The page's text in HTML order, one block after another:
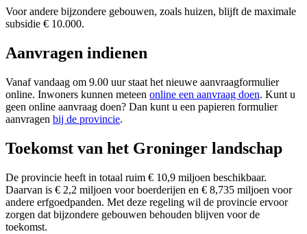
Voor andere bijzondere gebouwen, zoals huizen, blijft de maximale
subsidie € 10.000.
Aanvragen indienen
Vanaf vandaag om 9.00 uur staat het nieuwe aanvraagformulier
online. Inwoners kunnen meteen online een aanvraag doen. Kunt u
geen online aanvraag doen? Dan kunt u een papieren formulier
aanvragen bij de provincie.
Toekomst van het Groninger landschap
De provincie heeft in totaal ruim € 10,9 miljoen beschikbaar.
Daarvan is € 2,2 miljoen voor boerderijen en € 8,735 miljoen voor
andere erfgoedpanden. Met deze regeling wil de provincie ervoor
zorgen dat bijzondere gebouwen behouden blijven voor de
toekomst.